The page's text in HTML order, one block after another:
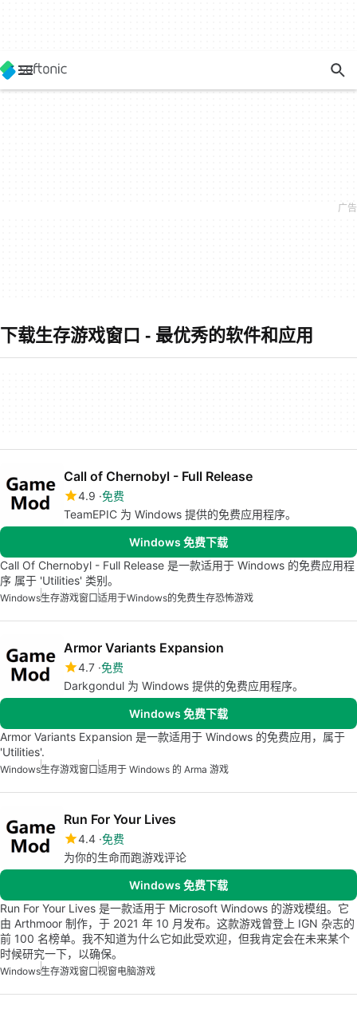
下载生存游戏窗口 - 最优秀的软件和应用
Call of Chernobyl - Full Release
4.9 免费
TeamEPIC 为 Windows 提供的免费应用程序。
Windows 免费下载
Call Of Chernobyl - Full Release 是一款适用于 Windows 的免费应用程
序 属于 'Utilities' 类别。
Windows生存游戏窗口适用于Windows的免费生存恐怖游戏
Armor Variants Expansion
4.7 免费
Darkgondul 为 Windows 提供的免费应用程序。
Windows 免费下载
Armor Variants Expansion 是一款适用于 Windows 的免费应用，属于
'Utilities'.
Windows生存游戏窗口适用于 Windows 的 Arma 游戏
Run For Your Lives
4.4 免费
为你的生命而跑游戏评论
Windows 免费下载
Run For Your Lives 是一款适用于 Microsoft Windows 的游戏模组。它
由 Arthmoor 制作，于 2021 年 10 月发布。这款游戏曾登上 IGN 杂志的
前 100 名榜单。我不知道为什么它如此受欢迎，但我肯定会在未来某个
时候研究一下，以确保。
Windows生存游戏窗口视窗电脑游戏